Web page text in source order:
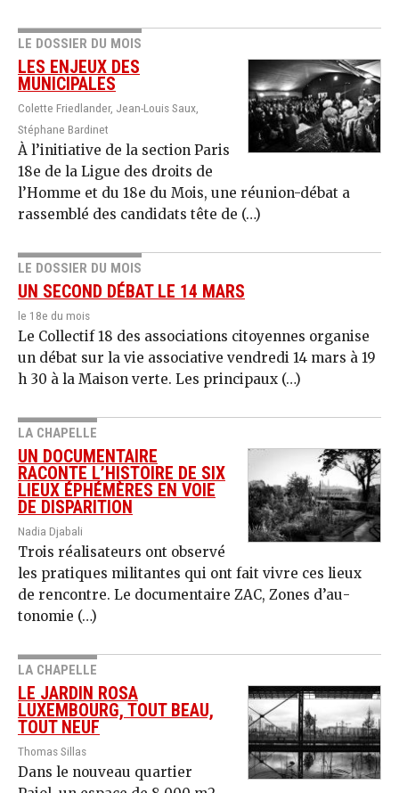
LE DOSSIER DU MOIS
LES ENJEUX DES
MUNICIPALES
Colette Friedlander, Jean-Louis Saux,
Stéphane Bardinet
À l’initiative de la section Paris
18e de la Ligue des droits de
l’Homme et du 18e du Mois, une réunion-débat a
rassemblé des candidats tête de (…)
LE DOSSIER DU MOIS
UN SECOND DÉBAT LE 14 MARS
le 18e du mois
Le Collectif 18 des associations citoyennes organise
un débat sur la vie associative vendredi 14 mars à 19
h 30 à la Maison verte. Les principaux (…)
LA CHAPELLE
UN DOCUMENTAIRE
RACONTE L’HISTOIRE DE SIX
LIEUX ÉPHÉMÈRES EN VOIE
DE DISPARITION
Nadia Djabali
Trois réalisateurs ont observé
les pratiques militantes qui ont fait vivre ces lieux
de rencontre. Le documentaire ZAC, Zo­nes d’au­
tonomie (…)
LA CHAPELLE
LE JARDIN ROSA
LUXEMBOURG, TOUT BEAU,
TOUT NEUF
Thomas Sillas
Dans le nouveau quartier